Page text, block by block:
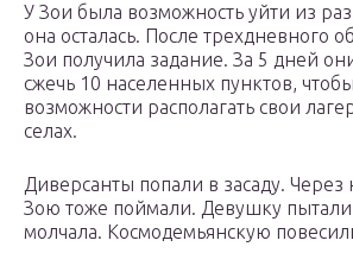
У Зои была возможность уйти из
она осталась. После трехдневного
Зои получила задание. За 5 дней
сжечь 10 населенных пунктов,
возможности располагать свои
селах.
Диверсанты попали в засаду.
Зою тоже поймали. Девушку
молчала. Космодемьянскую